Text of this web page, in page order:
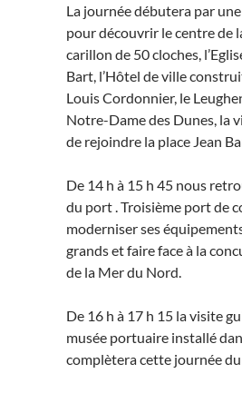
La journée débutera par
pour découvrir le centre de
carillon de 50 cloches,
Bart, l’Hôtel de ville
Louis Cordonnier, le
Notre-Dame des Dunes, la
de rejoindre la place Jean
De 14 h à 15 h 45 nous
du port . Troisième port de
moderniser ses
grands et faire face à la
de la Mer du Nord.
De 16 h à 17 h 15 la visite
musée portuaire installé
complètera cette journée